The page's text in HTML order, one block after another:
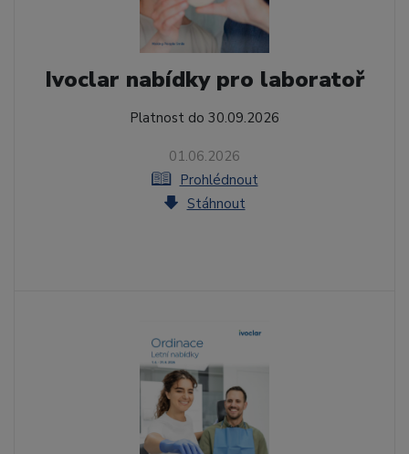
Ivoclar nabídky pro laboratoř
Platnost do 30.09.2026
01.06.2026
Prohlédnout
Stáhnout